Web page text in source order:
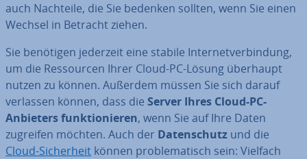
auch Nachteile, die Sie bedenken sollten, wenn Sie einen
Wechsel in Betracht ziehen.
Sie benötigen jederzeit eine stabile In­ter­net­ver­bin­dung,
um die Res­sour­cen Ihrer Cloud-PC-Lösung überhaupt
nutzen zu können. Außerdem müssen Sie sich darauf
verlassen können, dass die Server Ihres Cloud-PC-
Anbieters funk­tio­nie­ren, wenn Sie auf Ihre Daten
zugreifen möchten. Auch der Da­ten­schutz und die
Cloud-Si­cher­heit können pro­ble­ma­tisch sein: Vielfach